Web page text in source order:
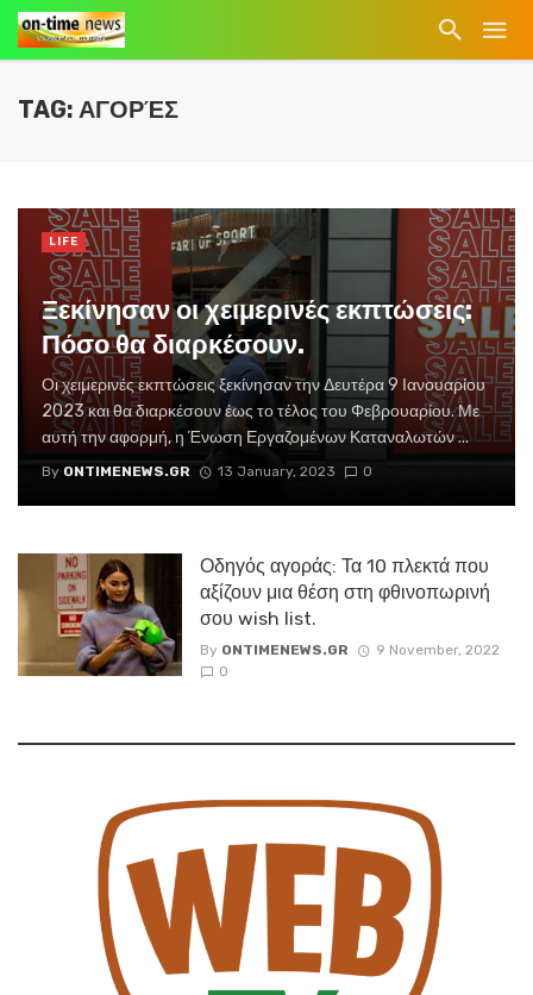
TAG: ΑΓΟΡΈΣ
Ξεκίνησαν οι χειμερινές εκπτώσεις:
Πόσο θα διαρκέσουν.
Οι χειμερινές εκπτώσεις ξεκίνησαν την Δευτέρα 9 Ιανουαρίου
2023 και θα διαρκέσουν έως το τέλος του Φεβρουαρίου. Με
αυτή την αφορμή, η Ένωση Εργαζομένων Καταναλωτών ...
By ONTIMENEWS.GR 13 January, 2023 0
LIFE
Οδηγός αγοράς: Τα 10 πλεκτά που
αξίζουν μια θέση στη φθινοπωρινή
σου wish list.
By ONTIMENEWS.GR
9 November, 2022
0